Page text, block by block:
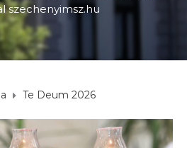
szechenyimsz.hu
Te Deum 2026